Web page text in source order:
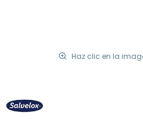
Haz clic en la